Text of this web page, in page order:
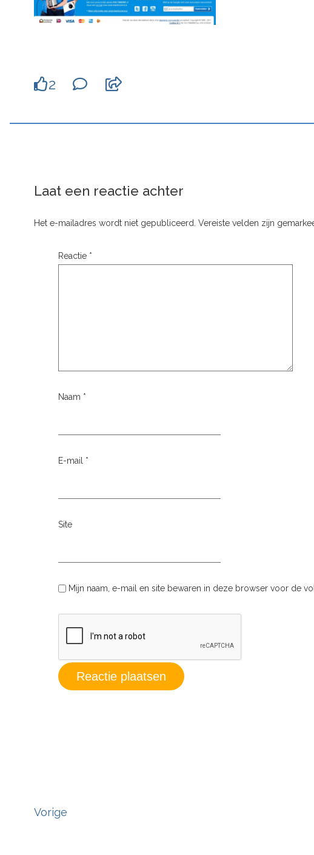
2
Laat een reactie achter
Het e-mailadres wordt niet gepubliceerd. Vereiste velden zijn
Reactie *
Naam *
E-mail *
Site
Mijn naam, e-mail en site bewaren in deze browser voor de
Vorige